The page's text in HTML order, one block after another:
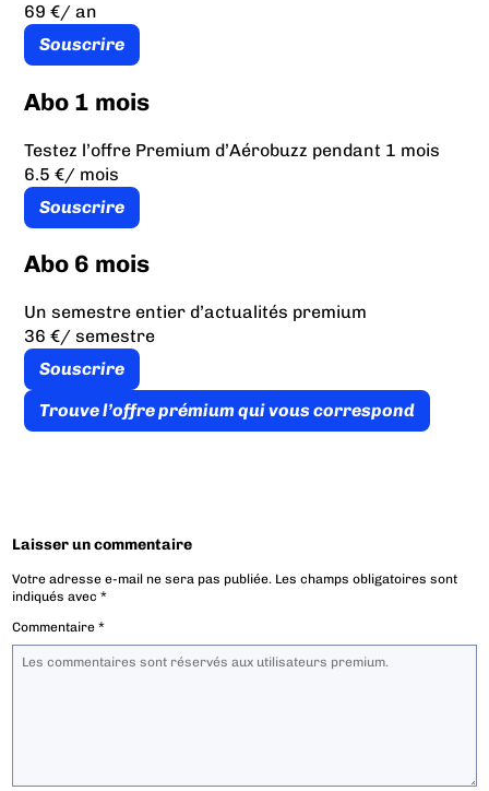
69 €/ an
Souscrire
Abo 1 mois
Testez l’offre Premium d’Aérobuzz pendant 1 mois
6.5 €/ mois
Souscrire
Abo 6 mois
Un semestre entier d’actualités premium
36 €/ semestre
Souscrire
Trouve l’offre prémium qui vous correspond
Laisser un commentaire
Votre adresse e-mail ne sera pas publiée. Les champs obligatoires sont
indiqués avec*
Commentaire*